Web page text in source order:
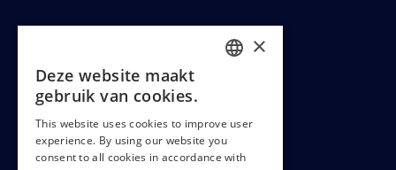
LEGAL
Cookiepolicy
×
Deze website maakt
gebruik van cookies.
This website uses cookies to improve user
experience. By using our website you
consent to all cookies in accordance with